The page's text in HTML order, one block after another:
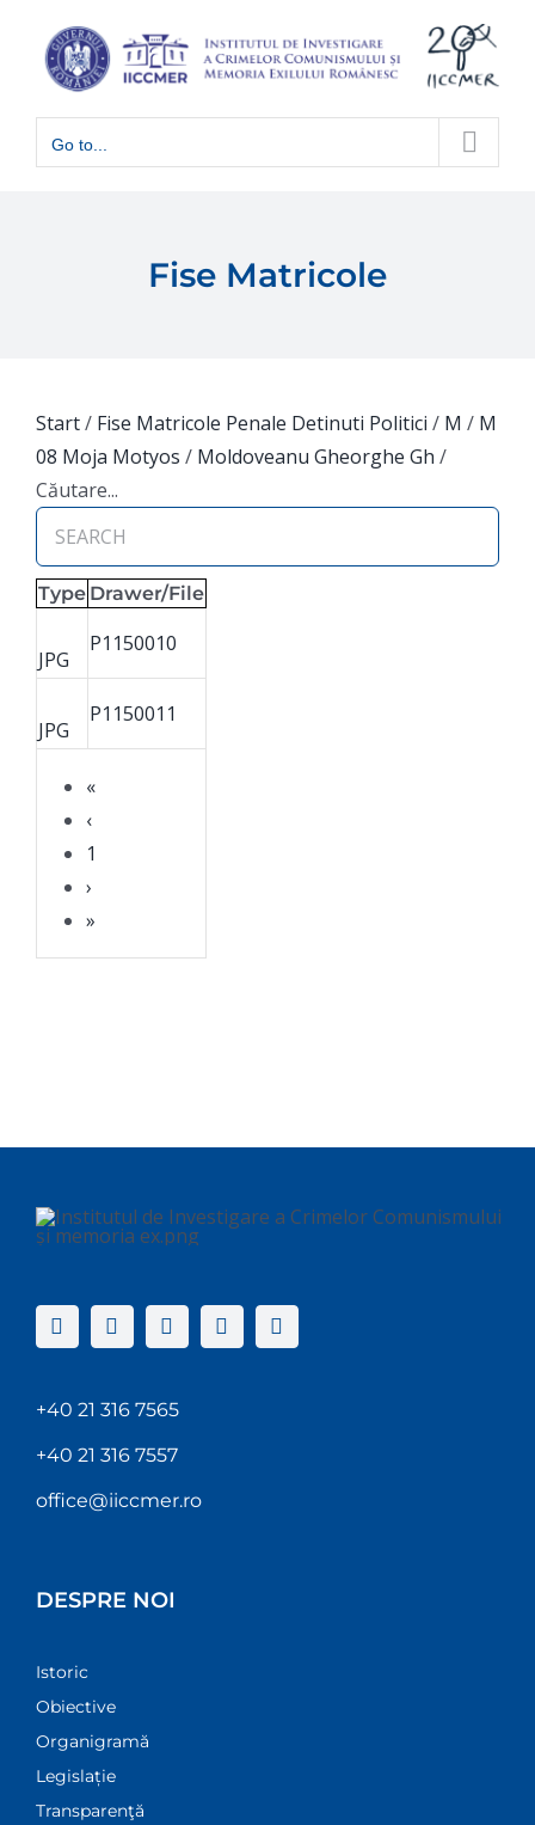
content
Go to...
Fise Matricole
Start/ Fise Matricole Penale Detinuti Politici / M / M
08 Moja Motyos / Moldoveanu Gheorghe Gh /
Căutare...
Type Drawer/File
«
‹
1
›
»
JPG
P1150010
JPG
P1150011
+40 21 316 7565
+40 21 316 7557
office@iiccmer.ro
DESPRE NOI
Istoric
Obiective
Organigramă
Legislație
Transparenţă